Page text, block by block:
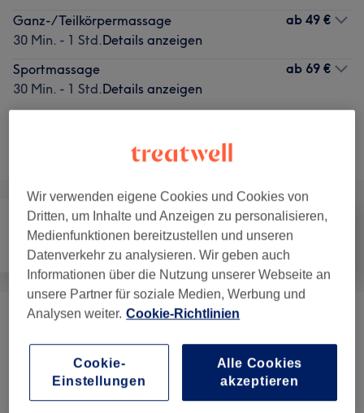
Ganz-/Teilkörpermassage
30 Min. - 1 Std.Details anzeigen
ab 49 €
Sportmassage
30 Min. - 1 Std.Details anzeigen
ab 69 €
Haarentfernung Gesicht Massage
Massagen
Salonbewertungen
Wir verwenden eigene Cookies und Cookies von
Dritten, um Inhalte und Anzeigen zu personalisieren,
Medienfunktionen bereitzustellen und unseren
Datenverkehr zu analysieren. Wir geben auch
Informationen über die Nutzung unserer Webseite an
unsere Partner für soziale Medien, Werbung und
Analysen weiter. Cookie-Richtlinien
Cookie-
Einstellungen
Alle Cookies
akzeptieren